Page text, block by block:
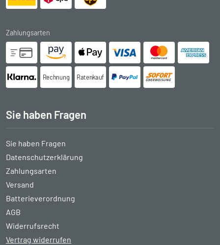
Zahlungsarten
Rechnung Ratenkauf
Sie haben Fragen
Sie haben Fragen
Datenschutzerklärung
Zahlungsarten
Versand
Batterieverordnung
AGB
Widerrufsrecht
Vertrag widerrufen